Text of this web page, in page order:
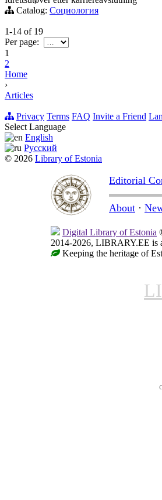
Catalog: Социология
1-14 of19
Per page:
1
2
Home
›
Articles
Privacy Terms FAQ Invite a Friend
Select Language
English
Русский
© 2026 Library of Estonia
Editorial
About ·
Digital Library of Estonia
2014-2026, LIBRARY.EE is
Keeping the heritage of